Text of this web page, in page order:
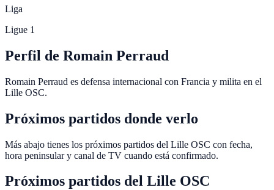
Liga
Ligue 1
Perfil de Romain Perraud
Romain Perraud es defensa internacional con Francia y milita en el
Lille OSC.
Próximos partidos donde verlo
Más abajo tienes los próximos partidos del Lille OSC con fecha,
hora peninsular y canal de TV cuando está confirmado.
Próximos partidos del Lille OSC